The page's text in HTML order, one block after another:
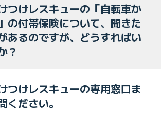
つけレスキューの「自転車か
の付帯保険について、聞きた
あるのですが、どうすればい
？
つけレスキューの専用窓口ま
ください。